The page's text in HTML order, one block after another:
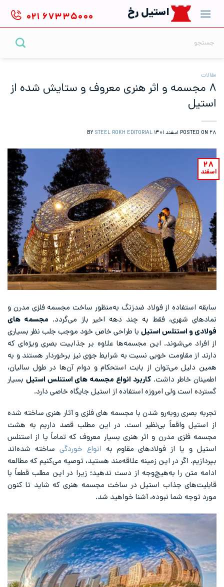
content
استیل رخ ۰۲۱ ۶۷۳۳۵۰۰۰
مقالات
۸ مجسمه و اثر هنری معروف و ستایش شده از
استیل
POSTED ON ۲۸ اسفند ۱۴۰۱ STEEL ROKH EDITORIAL
۲۸
اسفند
سابقه‌ استفاده از فولاد ضدزنگ به‌منظور ساخت مجسمه فلزی مدرن و
نمادهای شهری، فقط به چند دهه اخیر باز می‌گردد. مجسمه های
فولادی و استنلس استیل با طراحی خاص خود موجب جلب نظر بسیاری
از افراد می‌شوند. این مجسمه‌ها علاوه بر جذابیت بصری ویژه‌ای که
دارند از مقاومت خوبی نسبت به شرایط جوی نیز برخوردار هستند و به
همین دلیل می‌توان از بابت استحکام و دوام آن‌ها در طول سالیان،
اطمینان خاطر داشت. کاربرد انواع مجسمه های استنلس استیل بسیار
گسترده است ولی امروزه استفاده از استیل جایگاه خاصی دارد.
تجربه بصری روبه‌رو شدن با مجسمه های فلزی و آثار هنری ساخته شده
از استیل واقعاً بی‌نظیر است. در این مطلب قصد داریم به هشت
مجسمه فلزی مدرن و اثر هنری بسیار معروف که تماماً‌ یا از استنلس
استیل و یا از فولادهای مقاوم به انواع خوردگی ساخته شده‌اند
بپردازیم. اگر در این زمینه علاقه‌مند هستید، توصیه می‌کنیم که مطالعه
ادامه متن را به‌هیچ‌وجه از دست ندهید؛ زیرا در این مطلب قطعاً با
قابلیت‌های جذاب استیل در ساخت مجسمه هنری که شاید تا کنون
مورد توجه شما نبوده، آشنا خواهید شد.